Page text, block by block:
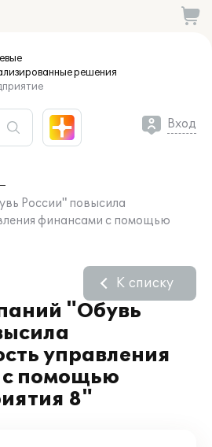
решения
Вход
России" повысила
финансами с помощью
"Обувь
управления
помощью
8"
К списку